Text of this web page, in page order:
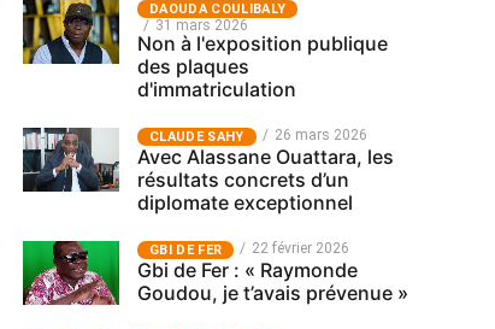
‎DAOUDA COULIBALY
31 mars 2026
Non à l'exposition publique
des plaques
d'immatriculation
CLAUDE SAHY 26 mars 2026
Avec Alassane Ouattara, les
résultats concrets d’un
diplomate exceptionnel
GBI DE FER 22 février 2026
Gbi de Fer : « Raymonde
Goudou, je t’avais prévenue »